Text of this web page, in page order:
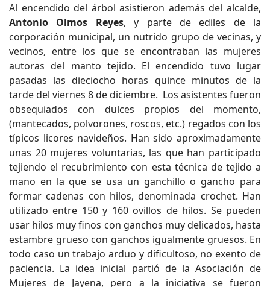
Al encendido del árbol asistieron además del alcalde,
Antonio Olmos Reyes, y parte de ediles de la
corporación municipal, un nutrido grupo de vecinas, y
vecinos, entre los que se encontraban las mujeres
autoras del manto tejido. El encendido tuvo lugar
pasadas las dieciocho horas quince minutos de la
tarde del viernes 8 de diciembre. Los asistentes fueron
obsequiados con dulces propios del momento,
(mantecados, polvorones, roscos, etc.) regados con los
típicos licores navideños. Han sido aproximadamente
unas 20 mujeres voluntarias, las que han participado
tejiendo el recubrimiento con esta técnica de tejido a
mano en la que se usa un ganchillo o gancho para
formar cadenas con hilos, denominada crochet. Han
utilizado entre 150 y 160 ovillos de hilos. Se pueden
usar hilos muy finos con ganchos muy delicados, hasta
estambre grueso con ganchos igualmente gruesos. En
todo caso un trabajo arduo y dificultoso, no exento de
paciencia. La idea inicial partió de la Asociación de
Mujeres de Jayena, pero a la iniciativa se fueron